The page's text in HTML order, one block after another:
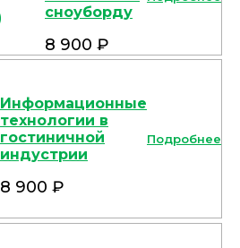
сноуборду
8 900 ₽
Информационные
технологии в
гостиничной
индустрии
8 900 ₽
Подробнее